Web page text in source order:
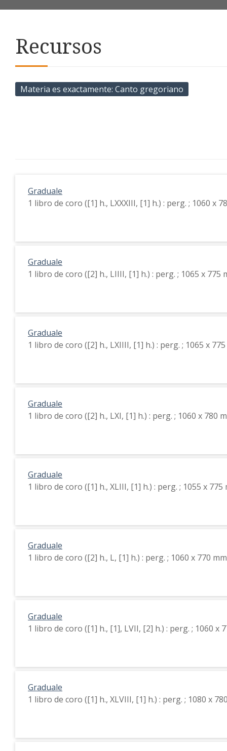
Recursos
Materia es exactamente Canto gregoriano
Graduale
1 libro de coro ([1] h., LXXXIII, [1] h.) : perg. ; 1060 x
Graduale
1 libro de coro ([2] h., LIIII, [1] h.) : perg. ; 1065 x 775
Graduale
1 libro de coro ([2] h., LXIIII, [1] h.) : perg. ; 1065 x
Graduale
1 libro de coro ([2] h., LXI, [1] h.) : perg. ; 1060 x 780
Graduale
1 libro de coro ([1] h., XLIII, [1] h.) : perg. ; 1055 x 775
Graduale
1 libro de coro ([2] h., L, [1] h.) : perg. ; 1060 x 770 mm
Graduale
1 libro de coro ([1] h., [1], LVII, [2] h.) : perg. ; 1060 x
Graduale
1 libro de coro ([1] h., XLVIII, [1] h.) : perg. ; 1080 x